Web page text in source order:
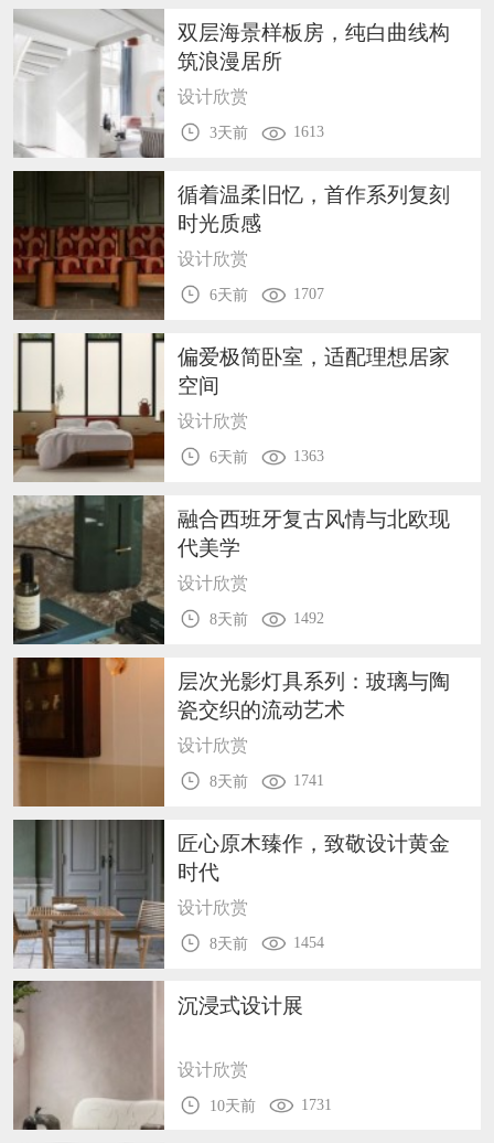
双层海景样板房，纯白曲线构
筑浪漫居所
设计欣赏
3天前 1613
循着温柔旧忆，首作系列复刻
时光质感
设计欣赏
6天前 1707
偏爱极简卧室，适配理想居家
空间
设计欣赏
6天前 1363
融合西班牙复古风情与北欧现
代美学
设计欣赏
8天前 1492
层次光影灯具系列：玻璃与陶
瓷交织的流动艺术
设计欣赏
8天前 1741
匠心原木臻作，致敬设计黄金
时代
设计欣赏
8天前 1454
沉浸式设计展
设计欣赏
10天前 1731